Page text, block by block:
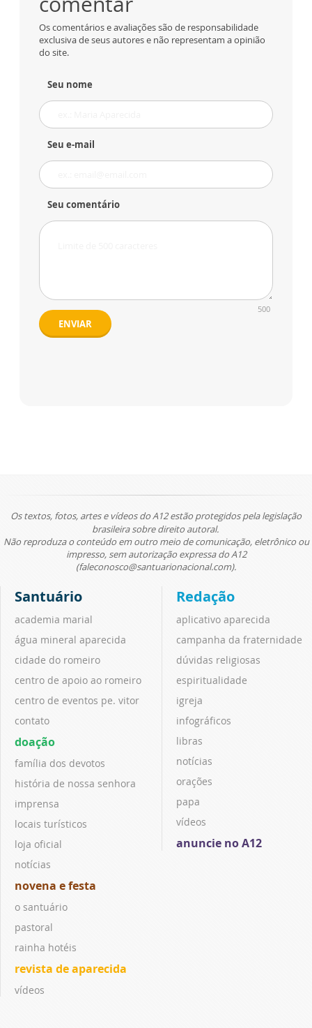
Os comentários e avaliações são de responsabilidade
exclusiva de seus autores e não representam a opinião
do site.
Seu nome
Seu e-mail
Seu comentário
500
ENVIAR
Os textos, fotos, artes e vídeos do A12 estão protegidos pela legislação
brasileira sobre direito autoral.
Não reproduza o conteúdo em outro meio de comunicação, eletrônico ou
impresso, sem autorização expressa do A12
(faleconosco@santuarionacional.com).
Santuário
academia marial
água mineral aparecida
cidade do romeiro
centro de apoio ao romeiro
centro de eventos pe. vitor
contato
doação
família dos devotos
história de nossa senhora
imprensa
locais turísticos
loja oficial
notícias
novena e festa
o santuário
pastoral
rainha hotéis
revista de aparecida
vídeos
Redação
aplicativo aparecida
campanha da fraternidade
dúvidas religiosas
espiritualidade
igreja
infográficos
libras
notícias
orações
papa
vídeos
anuncie no A12